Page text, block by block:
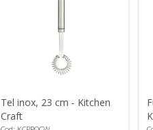
Tel inox, 23 cm - Kitchen
Craft